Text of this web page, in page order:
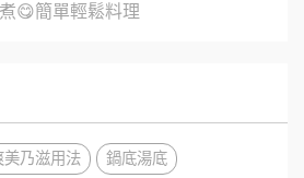
😋簡單輕鬆料理
美乃滋用法 鍋底湯底